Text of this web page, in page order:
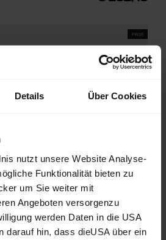
Details Über Cookies
nutzt unsere Website Analyse-
Funktionalität bieten zu
um Sie weiter mit
Angeboten versorgenzu
werden Daten in die USA
darauf hin, dass dieUSA über ein
FW25